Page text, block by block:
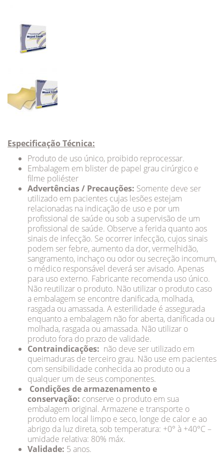
Especificação Técnica:
Produto de uso único, proibido reprocessar.
Embalagem em blister de papel grau cirúrgico e
filme poliéster
Advertências / Precauções: Somente deve ser
utilizado em pacientes cujas lesões estejam
relacionadas na indicação de uso e por um
profissional de saúde ou sob a supervisão de um
profissional de saúde. Observe a ferida quanto aos
sinais de infecção. Se ocorrer infecção, cujos sinais
podem ser febre, aumento da dor, vermelhidão,
sangramento, inchaço ou odor ou secreção incomum,
o médico responsável deverá ser avisado. Apenas
para uso externo. Fabricante recomenda uso único.
Não reutilizar o produto. Não utilizar o produto caso
a embalagem se encontre danificada, molhada,
rasgada ou amassada. A esterilidade é assegurada
enquanto a embalagem não for aberta, danificada ou
molhada, rasgada ou amassada. Não utilizar o
produto fora do prazo de validade.
Contraindicações: não deve ser utilizado em
queimaduras de terceiro grau. Não use em pacientes
com sensibilidade conhecida ao produto ou a
qualquer um de seus componentes.
Condições de armazenamento e
conservação: conserve o produto em sua
embalagem original. Armazene e transporte o
produto em local limpo e seco, longe de calor e ao
abrigo da luz direta, sob temperatura: +0° à +40°C –
umidade relativa: 80% máx.
Validade: 5 anos.